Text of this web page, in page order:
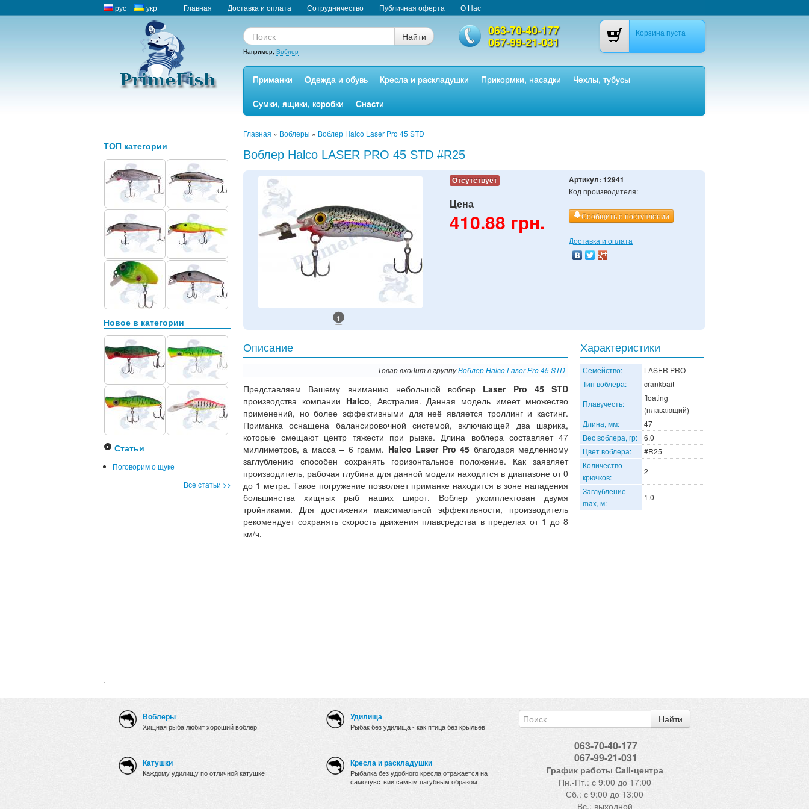
рус укр Главная Доставка и оплата Сотрудничество Публичная оферта О Нас
Найти
Например, Воблер
063-70-40-177
067-99-21-031
Корзина пуста
Приманки Одежда и обувь Кресла и раскладушки Прикормки, насадки
Чехлы, тубусы
Сумки, ящики, коробки
Снасти
ТОП категории
Новое в категории
Статьи
Поговорим о щуке
Все статьи >>
.
Главная » Воблеры » Воблер Halco Laser Pro 45 STD
Воблер Halco LASER PRO 45 STD #R25
1
Отсутствует
Цена
410.88 грн.
Артикул: 12941
Код производителя:
Сообщить о поступлении
Доставка и оплата
Описание
Товар входит в группуВоблер Halco Laser Pro 45 STD
Представляем Вашему вниманию небольшой воблер Laser Pro 45 STD
производства компании Halco, Австралия. Данная модель имеет множество
применений, но более эффективными для неё является троллинг и кастинг.
Приманка оснащена балансировочной системой, включающей два шарика,
которые смещают центр тяжести при рывке. Длина воблера составляет 47
миллиметров, а масса – 6 грамм. Halco Laser Pro 45 благодаря медленному
заглублению способен сохранять горизонтальное положение. Как заявляет
производитель, рабочая глубина для данной модели находится в диапазоне от 0
до 1 метра. Такое погружение позволяет приманке находится в зоне нападения
большинства хищных рыб наших широт. Воблер укомплектован двумя
тройниками. Для достижения максимальной эффективности, производитель
рекомендует сохранять скорость движения плавсредства в пределах от 1 до 8
км/ч.
Характеристики
Семейство:
LASER PRO
Тип воблера:
crankbait
Плавучесть:
floating
(плавающий)
Длина, мм:
47
Вес воблера, гр:
6.0
Цвет воблера:
#R25
Количество
крючков:
2
Заглубление
max, м:
1.0
Воблеры
Хищная рыба любит хороший воблер
Катушки
Каждому удилищу по отличной катушке
Удилища
Рыбак без удилища - как птица без крыльев
Кресла и раскладушки
Рыбалка без удобного кресла отражается на
самочувствии самым пагубным образом
Найти
063-70-40-177
067-99-21-031
График работы Call-центра
Пн.-Пт.: с 9:00 до 17:00
Сб.: с 9:00 до 13:00
Вс.: выходной